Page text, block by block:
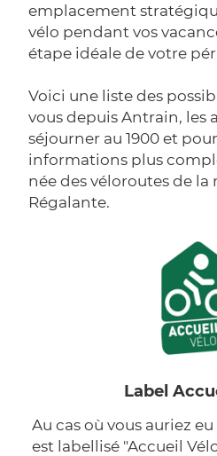
emplacement
vélo pendant vos
étape idéale de votre
Voici une liste des
vous depuis Antrain, les
séjourner au 1900 et
informations plus
née des véloroutes de la
Régalante.
Label
Au cas où vous auriez
est labellisé "Accueil